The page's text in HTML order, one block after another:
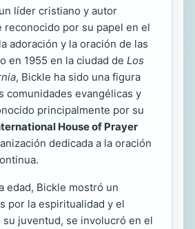
líder cristiano y autor
reconocido por su papel en el
adoración y la oración de las
en 1955 en la ciudad de Los
, Bickle ha sido una figura
comunidades evangélicas y
principalmente por su
House of Prayer
dedicada a la oración
edad, Bickle mostró un
por la espiritualidad y el
su juventud, se involucró en el